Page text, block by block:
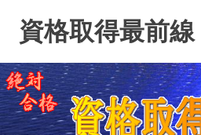
ン
ツ
へ
ス
資格取得最前線